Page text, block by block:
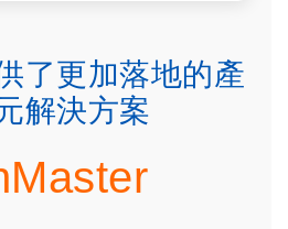
了更加落地的產
解決方案